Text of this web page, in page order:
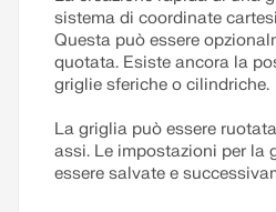
sistema di coordinate
Questa può essere
quotata. Esiste ancora la
griglie sferiche o cilindriche.
La griglia può essere
assi. Le impostazioni per la
essere salvate e